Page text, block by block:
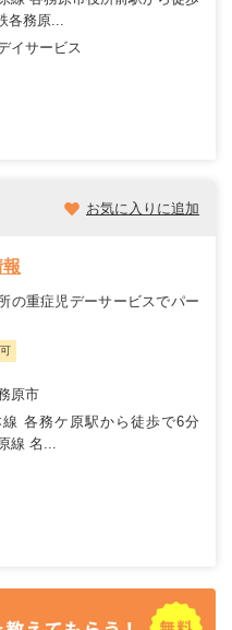
各務原...
イサービス
お気に入りに追加
の重症児デーサービスでパー
原市
線 各務ケ原駅から徒歩で6分
線 名...